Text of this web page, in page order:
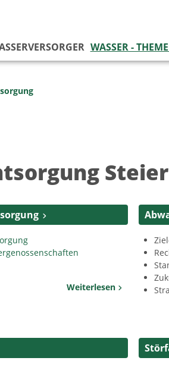
WASSER -
Weiterlesen